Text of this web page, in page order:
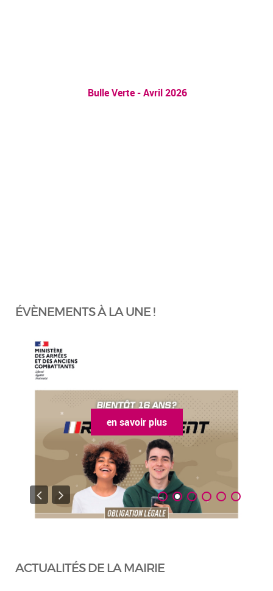
Bulle Verte - Avril 2026
ÉVÈNEMENTS À LA UNE !
en savoir plus
ACTUALITÉS DE LA MAIRIE